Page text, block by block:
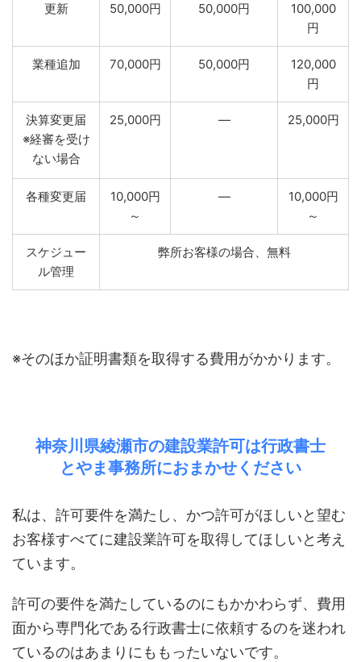
更新 50,000円 50,000円
100,000
円
業種追加 70,000円 50,000円
120,000
円
決算変更届
※経審を受け
ない場合
25,000円 ― 25,000円
各種変更届
10,000円
～
―
10,000円
～
スケジュー
ル管理
弊所お客様の場合、無料
※そのほか証明書類を取得する費用がかかります。
神奈川県綾瀬市の建設業許可は行政書士
とやま事務所におまかせください
私は、許可要件を満たし、かつ許可がほしいと望む
お客様すべてに建設業許可を取得してほしいと考え
ています。
許可の要件を満たしているのにもかかわらず、費用
面から専門化である行政書士に依頼するのを迷われ
ているのはあまりにももったいないです。